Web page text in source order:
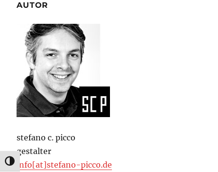
UMSCHALTEN AUF HOHE KONTRASTE
AUTOR
stefano c. picco
gestalter
info[at]stefano-picco.de